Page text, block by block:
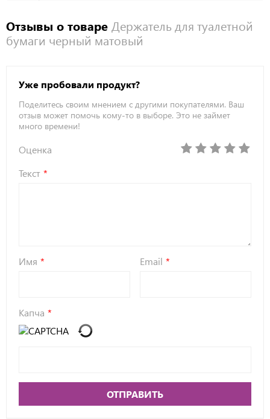
Отзывы о товаре Держатель для туалетной
бумаги черный матовый
Уже пробовали продукт?
Поделитесь своим мнением с другими покупателями. Ваш
отзыв может помочь кому-то в выборе. Это не займет
много времени!
Оценка
Текст
Имя Email
Капча
ОТПРАВИТЬ